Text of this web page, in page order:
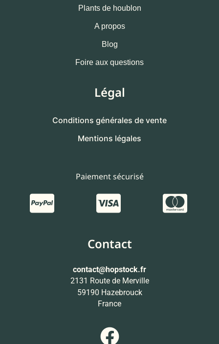
Plants de houblon
A propos
Blog
Foire aux questions
Légal
Conditions générales de vente
Mentions légales
Paiement sécurisé
Contact
contact@hopstock.fr
2131 Route de Merville
59190 Hazebrouck
France